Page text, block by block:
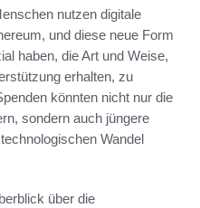
nutzen digitale
und diese neue Form
haben, die Art und Weise,
erhalten, zu
könnten nicht nur die
sondern auch jüngere
Wandel
über die